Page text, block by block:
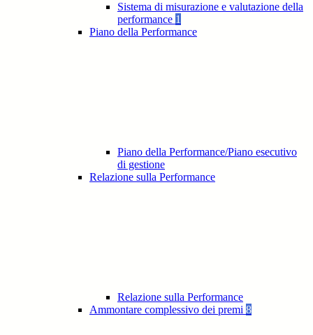
Sistema di misurazione e valutazione della
performance 1
Piano della Performance
Piano della Performance/Piano esecutivo
di gestione
Relazione sulla Performance
Relazione sulla Performance
Ammontare complessivo dei premi 8